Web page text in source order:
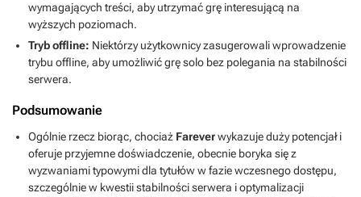
wymagających treści, aby utrzymać grę interesującą na
wyższych poziomach.
Tryb offline: Niektórzy użytkownicy zasugerowali wprowadzenie
trybu offline, aby umożliwić grę solo bez polegania na stabilności
serwera.
Podsumowanie
Ogólnie rzecz biorąc, chociaż Fareverwykazuje duży potencjał i
oferuje przyjemne doświadczenie, obecnie boryka się z
wyzwaniami typowymi dla tytułów w fazie wczesnego dostępu,
szczególnie w kwestii stabilności serwera i optymalizacji